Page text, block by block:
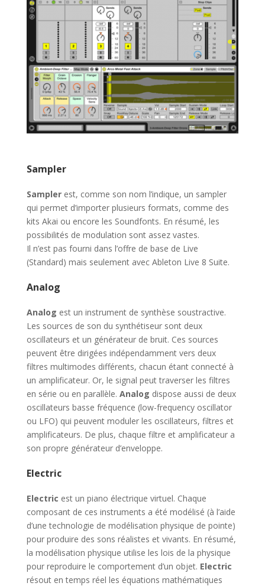
Sampler
Samplerest, comme son nom l’indique, un sampler
qui permet d’importer plusieurs formats, comme des
kits Akai ou encore les Soundfonts. En résumé, les
possibilités de modulation sont assez vastes.
Il n’est pas fourni dans l’offre de base de Live
(Standard) mais seulement avec Ableton Live 8 Suite.
Analog
Analog est un instrument de synthèse soustractive.
Les sources de son du synthétiseur sont deux
oscillateurs et un générateur de bruit. Ces sources
peuvent être dirigées indépendamment vers deux
filtres multimodes différents, chacun étant connecté à
un amplificateur. Or, le signal peut traverser les filtres
en série ou en parallèle. Analog dispose aussi de deux
oscillateurs basse fréquence (low-frequency oscillator
ou LFO) qui peuvent moduler les oscillateurs, filtres et
amplificateurs. De plus, chaque filtre et amplificateur a
son propre générateur d’enveloppe.
Electric
Electric est un piano électrique virtuel. Chaque
composant de ces instruments a été modélisé (à l’aide
d’une technologie de modélisation physique de pointe)
pour produire des sons réalistes et vivants. En résumé,
la modélisation physique utilise les lois de la physique
pour reproduire le comportement d’un objet. Electric
résout en temps réel les équations mathématiques